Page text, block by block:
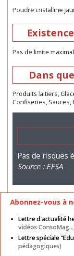
Poudre cristalline
Pas de limite
Dans
Produits laitiers,
Confiseries, Sauces,
Pas de risques
Source : EFSA
Mentions
Données
Abonnez-vous à
Lettre d'actualité
vidéos
Lettre spéciale
pédagogiques)